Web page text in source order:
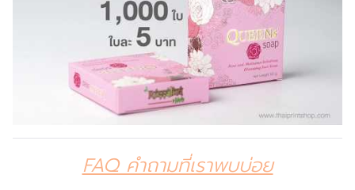
FAQ คำถามที่เราพบบ่อย